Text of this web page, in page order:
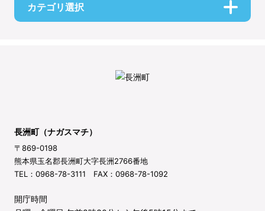
カテゴリ選択
長洲町（ナガスマチ）
〒869-0198
熊本県玉名郡長洲町大字長洲2766番地
TEL：0968-78-3111 FAX：0968-78-1092
開庁時間